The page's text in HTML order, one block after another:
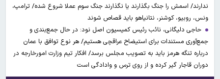
ندارند/ اسمش را جنگ بگذارند یا نگذارند جنگ سوم عملا شروع شده/ ترامپ،
ونس، روبیو، کوشنر، نتانیاهو باید قصاص شوند
حاجی دلیگانی، نائب رئیس کمیسیون اصل نود: در حال جمع‌بندی و
جمع‌آوری مستندات برای استیضاح عراقچی هستیم/ هر نوع توافق با عمان
درباره تنگه هرمز باید به تصویب مجلس برسد/ افکار تیم وزارت امورخارجه در
دوران قاجار گیر کرده و از روی ترس و وادادگی است